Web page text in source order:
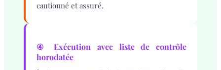
cautionné et assuré.
④ Exécution avec liste de contrôle
horodatée